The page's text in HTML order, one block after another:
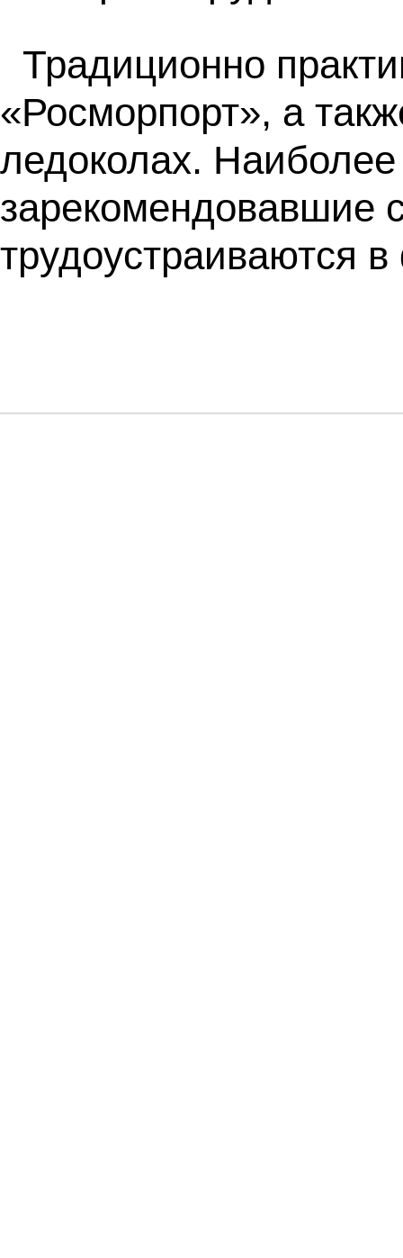
Традиционно
«Росморпорт», а
ледоколах.
зарекомендовавшие
трудоустраиваются